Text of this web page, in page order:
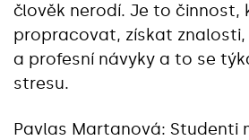
člověk nerodí. Je to činnost,
propracovat, získat
a profesní návyky a to se
stresu.
Pavlas Martanová: Studenti